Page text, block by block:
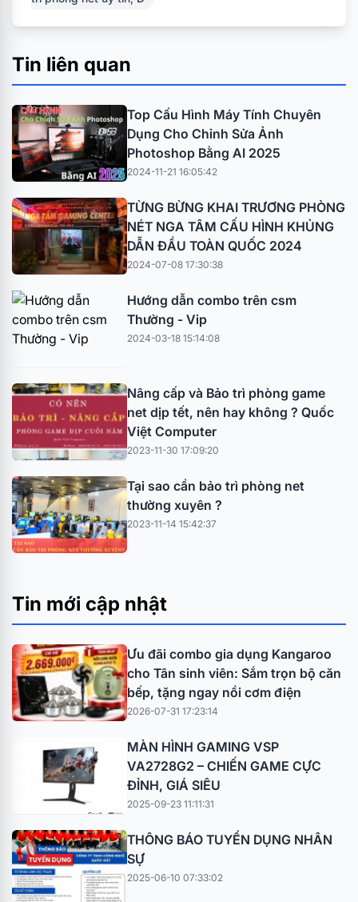
Tin liên quan
Top Cấu Hình Máy Tính Chuyên
Dụng Cho Chỉnh Sửa Ảnh
Photoshop Bằng AI 2025
2024-11-21 16:05:42
TỪNG BỪNG KHAI TRƯƠNG PHÒNG
NÉT NGA TÂM CẤU HÌNH KHỦNG
DẪN ĐẦU TOÀN QUỐC 2024
2024-07-08 17:30:38
Hướng dẫn combo trên csm
Thường - Vip
2024-03-18 15:14:08
Nâng cấp và Bảo trì phòng game
net dịp tết, nên hay không ? Quốc
Việt Computer
2023-11-30 17:09:20
Tại sao cần bảo trì phòng net
thường xuyên ?
2023-11-14 15:42:37
Tin mới cập nhật
Ưu đãi combo gia dụng Kangaroo
cho Tân sinh viên: Sắm trọn bộ căn
bếp, tặng ngay nồi cơm điện
2026-07-31 17:23:14
MÀN HÌNH GAMING VSP
VA2728G2 – CHIẾN GAME CỰC
ĐỈNH, GIÁ SIÊU
2025-09-23 11:11:31
THÔNG BÁO TUYỂN DỤNG NHÂN
SỰ
2025-06-10 07:33:02